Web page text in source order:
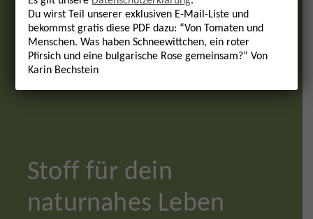
Stoff für dein
naturnahes Leben
Du wirst Teil unserer exklusiven E-Mail-Liste und
bekommst gratis diese PDF dazu: “Von Tomaten und
Menschen. Was haben Schneewittchen, ein roter
Pfirsich und eine bulgarische Rose gemeinsam?” Von
Karin Bechstein